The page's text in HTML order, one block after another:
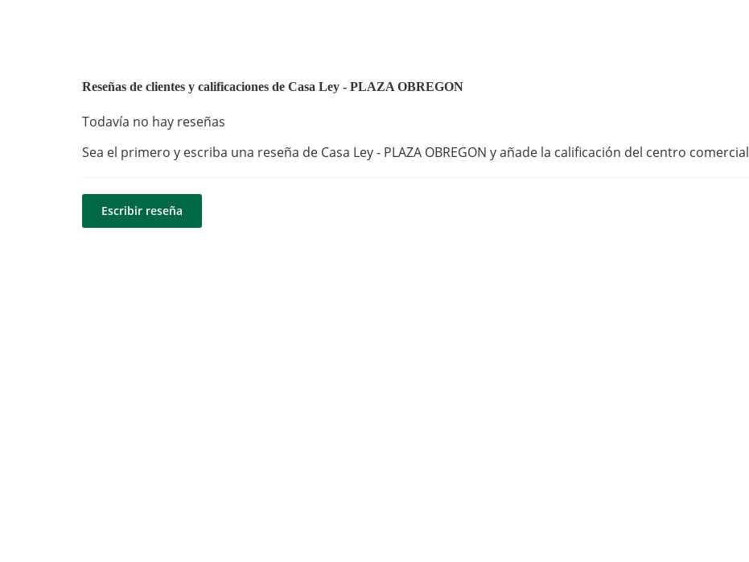
Reseñas de clientes y calificaciones de Casa Ley - PLAZA OBREGON
Todavía no hay reseñas
Sea el primero y escriba una reseña de Casa Ley - PLAZA OBREGON y añade la calificación del centro comercial
Escribir reseña